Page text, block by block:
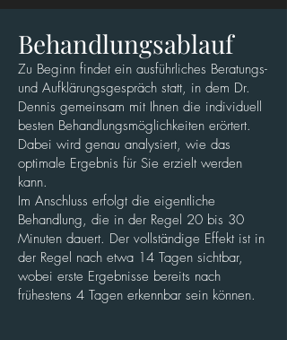
Behandlungsablauf
Zu Beginn findet ein ausführliches Beratungs-
und Aufklärungsgespräch statt, in dem Dr.
Dennis gemeinsam mit Ihnen die individuell
besten Behandlungsmöglichkeiten erörtert.
Dabei wird genau analysiert, wie das
optimale Ergebnis für Sie erzielt werden
kann.
Im Anschluss erfolgt die eigentliche
Behandlung, die in der Regel 20 bis 30
Minuten dauert. Der vollständige Effekt ist in
der Regel nach etwa 14 Tagen sichtbar,
wobei erste Ergebnisse bereits nach
frühestens 4 Tagen erkennbar sein können.